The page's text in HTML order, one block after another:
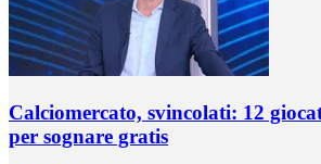
Calciomercato, svincolati: 12
per sognare gratis